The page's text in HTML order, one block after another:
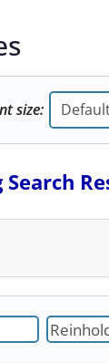
size:
Search